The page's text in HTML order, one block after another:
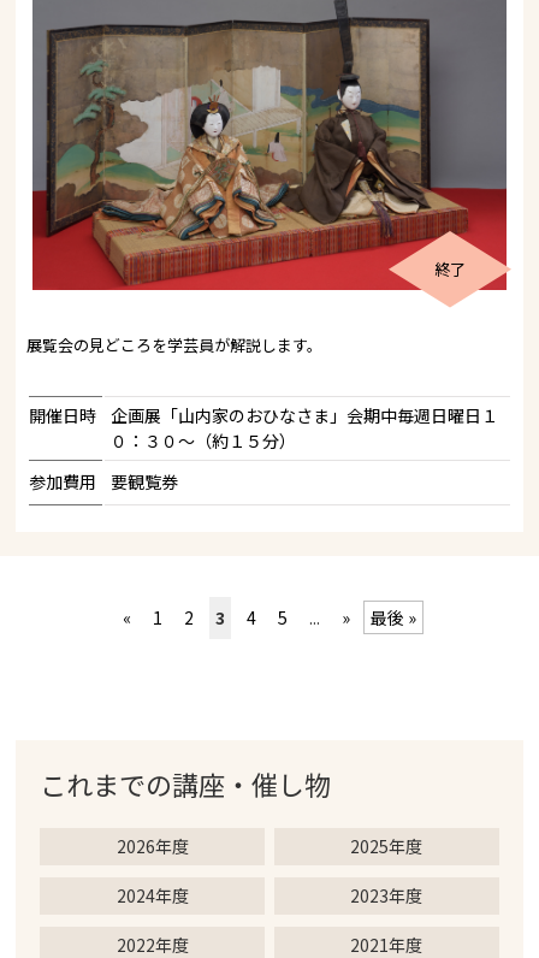
終了
展覧会の見どころを学芸員が解説します。
開催日時
企画展「山内家のおひなさま」会期中毎週日曜日１
０：３０～（約１５分）
参加費用
要観覧券
« 1 2 3 4 5 ... » 最後 »
これまでの講座・催し物
2026年度 2025年度
2024年度 2023年度
2022年度 2021年度